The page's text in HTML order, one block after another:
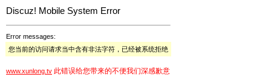
Discuz! Mobile System Error
Error messages:
您当前的访问请求当中含有非法字符，已经被系统拒绝
www.xunlong.tv 此错误给您带来的不便我们深感歉意